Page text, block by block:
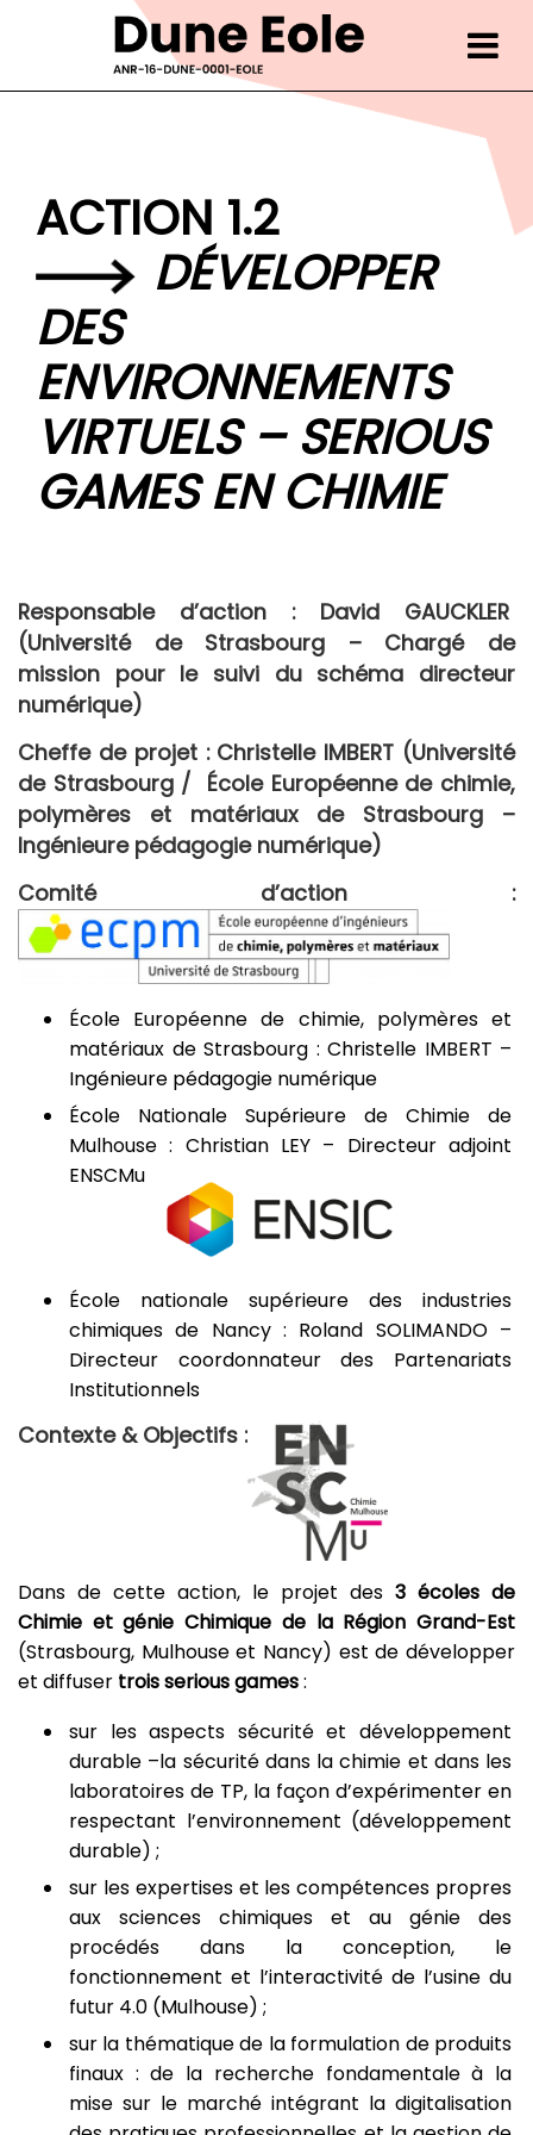
ACTION 1.2
DÉVELOPPER
DES
ENVIRONNEMENTS
VIRTUELS – SERIOUS
GAMES EN CHIMIE
Responsable d’action :David GAUCKLER
(Université de Strasbourg – Chargé de
mission pour le suivi du schéma directeur
numérique)
Cheffe de projet :Christelle IMBERT (Université
de Strasbourg / École Européenne de chimie,
polymères et matériaux de Strasbourg –
Ingénieure pédagogie numérique)
Comité d’action :
École Européenne de chimie, polymères et
matériaux de Strasbourg : Christelle IMBERT –
Ingénieure pédagogie numérique
École Nationale Supérieure de Chimie de
Mulhouse : Christian LEY – Directeur adjoint
ENSCMu
École nationale supérieure des industries
chimiques de Nancy : Roland SOLIMANDO –
Directeur coordonnateur des Partenariats
Institutionnels
Contexte & Objectifs :
Dans de cette action, le projet des 3 écoles de
Chimie et génie Chimique de la Région Grand-Est
(Strasbourg, Mulhouse et Nancy) est de développer
et diffuser trois serious games:
sur les aspects sécurité et développement
durable –la sécurité dans la chimie et dans les
laboratoires de TP, la façon d’expérimenter en
respectant l’environnement (développement
durable) ;
sur les expertises et les compétences propres
aux sciences chimiques et au génie des
procédés dans la conception, le
fonctionnement et l’interactivité de l’usine du
futur 4.0 (Mulhouse) ;
sur la thématique de la formulation de produits
finaux : de la recherche fondamentale à la
mise sur le marché intégrant la digitalisation